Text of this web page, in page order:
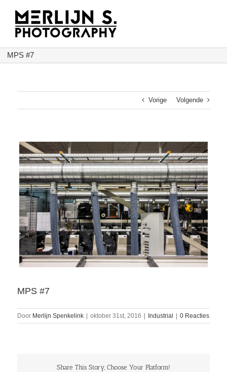
inhoud
MPS #7
Vorige Volgende
MPS #7
Door Merlijn Spenkelink oktober 31st, 2016 Industrial 0 Reacties
Share This Story, Choose Your Platform!